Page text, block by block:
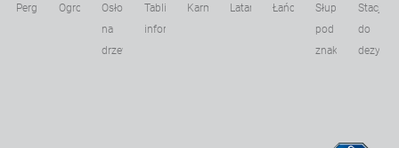
Pergole OgrodzeniaOsłony
na
drzewa
Tablice
informacyjne
Karmniki Latarnie ŁańcuchySłupki
pod
znaki
Stacje
do